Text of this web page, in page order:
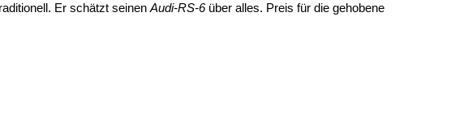
Er schätzt seinenAudi-RS-6über alles. Preis für die gehobene